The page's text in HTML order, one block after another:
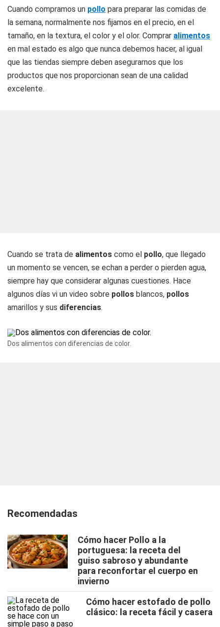
Cuando compramos un pollo para preparar las comidas de
la semana, normalmente nos fijamos en el precio, en el
tamaño, en la textura, el color y el olor. Comprar alimentos
en mal estado es algo que nunca debemos hacer, al igual
que las tiendas siempre deben asegurarnos que los
productos que nos proporcionan sean de una calidad
excelente.
Cuando se trata de alimentos como el pollo, que llegado
un momento se vencen, se echan a perder o pierden agua,
siempre hay que considerar algunas cuestiones. Hace
algunos días vi un video sobre pollos blancos, pollos
amarillos y sus diferencias.
Dos alimentos con diferencias de color.
Recomendadas
Cómo hacer Pollo a la
portuguesa: la receta del
guiso sabroso y abundante
para reconfortar el cuerpo en
invierno
Cómo hacer estofado de pollo
clásico: la receta fácil y casera